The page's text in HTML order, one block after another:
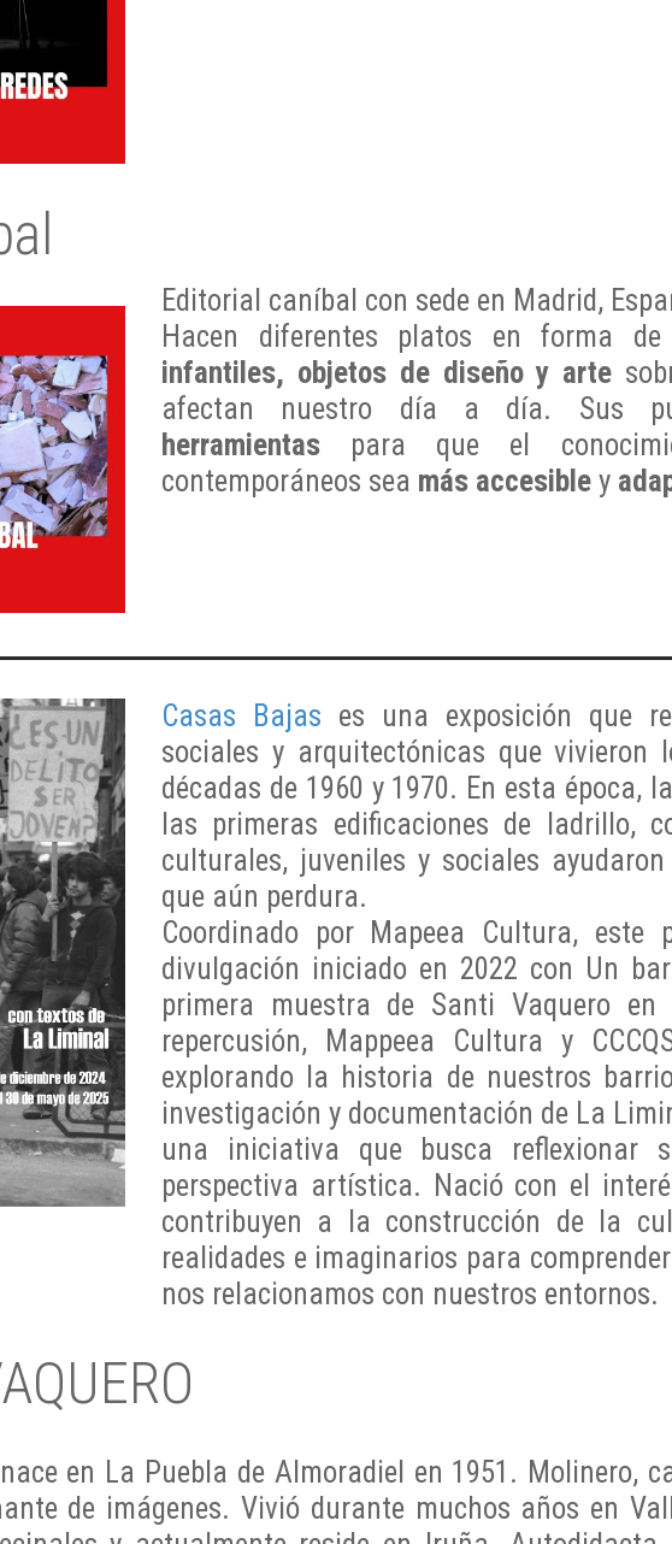
Editorial caníbal con sede en Madrid,
Hacen diferentes platos en forma de
infantiles, objetos de diseño y arte
afectan nuestro día a día. Sus
herramientas para que el
contemporáneos sea más accesible y
Casas Bajas es una exposición que
sociales y arquitectónicas que
décadas de 1960 y 1970. En esta época,
las primeras edificaciones de ladrillo,
culturales, juveniles y sociales
que aún perdura.
Coordinado por Mapeea Cultura,
divulgación iniciado en 2022 con Un
primera muestra de Santi Vaquero
repercusión, Mappeea Cultura y
explorando la historia de nuestros
investigación y documentación de La
una iniciativa que busca reflexionar
perspectiva artística. Nació con el
contribuyen a la construcción de la
realidades e imaginarios para
nos relacionamos con nuestros entornos.
en La Puebla de Almoradiel en 1951. Molinero,
de imágenes. Vivió durante muchos años en